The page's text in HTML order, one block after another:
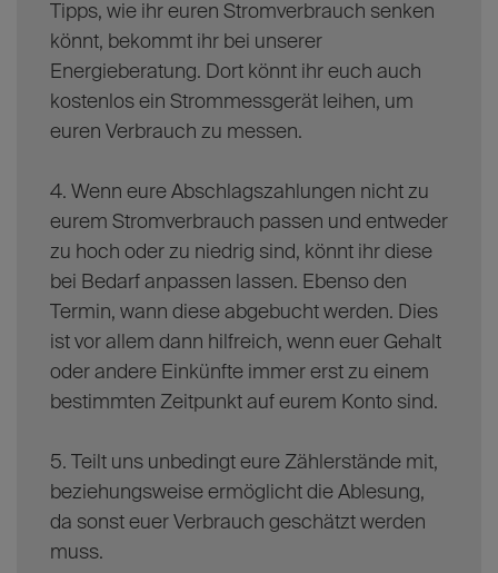
Tipps, wie ihr euren Stromverbrauch senken
könnt, bekommt ihr bei unserer
Energieberatung. Dort könnt ihr euch auch
kostenlos ein Strommessgerät leihen, um
euren Verbrauch zu messen.
4. Wenn eure Abschlagszahlungen nicht zu
eurem Stromverbrauch passen und entweder
zu hoch oder zu niedrig sind, könnt ihr diese
bei Bedarf anpassen lassen. Ebenso den
Termin, wann diese abgebucht werden. Dies
ist vor allem dann hilfreich, wenn euer Gehalt
oder andere Einkünfte immer erst zu einem
bestimmten Zeitpunkt auf eurem Konto sind.
5. Teilt uns unbedingt eure Zählerstände mit,
beziehungsweise ermöglicht die Ablesung,
da sonst euer Verbrauch geschätzt werden
muss.